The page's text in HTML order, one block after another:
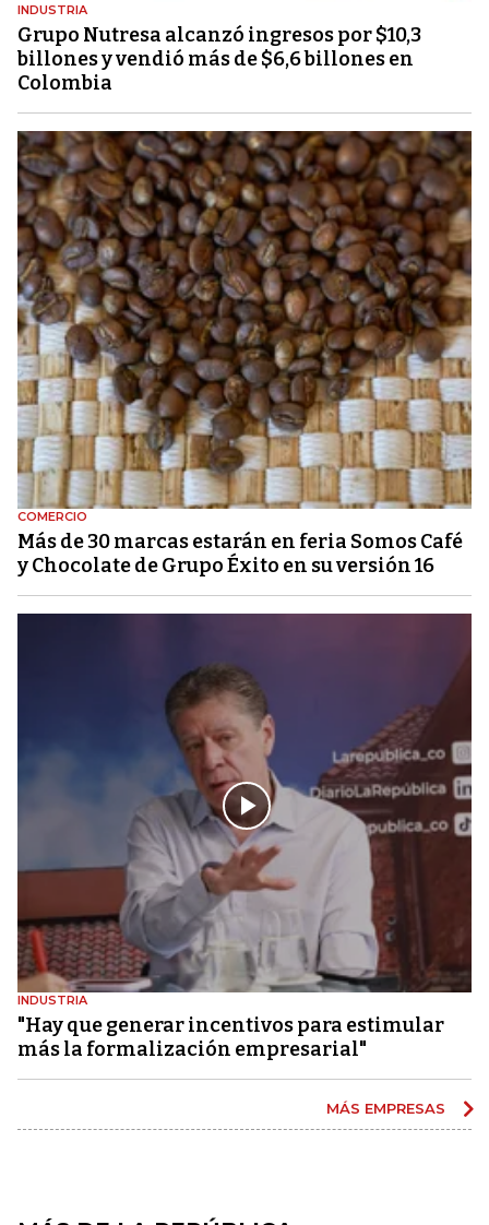
INDUSTRIA
Grupo Nutresa alcanzó ingresos por $10,3
billones y vendió más de $6,6 billones en
Colombia
COMERCIO
Más de 30 marcas estarán en feria Somos Café
y Chocolate de Grupo Éxito en su versión 16
INDUSTRIA
"Hay que generar incentivos para estimular
más la formalización empresarial"
MÁS EMPRESAS